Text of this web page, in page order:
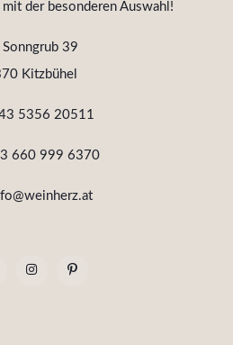
der besonderen Auswahl!
Sonngrub 39
Kitzbühel
5356 20511
660 999 6370